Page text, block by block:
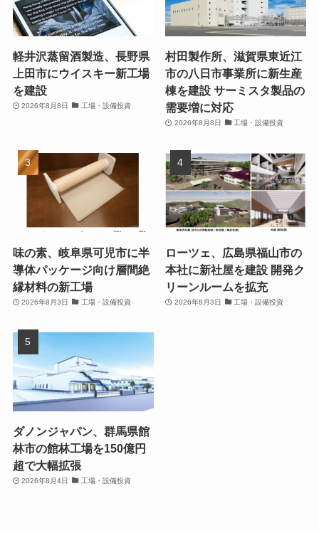
軽井沢蒸留酒製造、長野県
上田市にウイスキー新工場
を建設
2026年8月8日 工場・設備投資
村田製作所、滋賀県東近江
市の八日市事業所に新生産
棟を建設 サーミスタ製品の
需要増に対応
2026年8月8日 工場・設備投資
味の素、岐阜県可児市に半
導体パッケージ向け層間絶
縁材料の新工場
2026年8月3日 工場・設備投資
ローツェ、広島県福山市の
本社に新社屋を建設 開発ク
リーンルームを拡充
2026年8月3日 工場・設備投資
ダノンジャパン、群馬県館
林市の館林工場を150億円
超で大幅拡張
2026年8月4日 工場・設備投資